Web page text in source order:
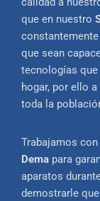
que en nuestro
que sean
tecnologías
hogar, por ello
toda la
Trabajamos con
Dema para
aparatos
demostrarle